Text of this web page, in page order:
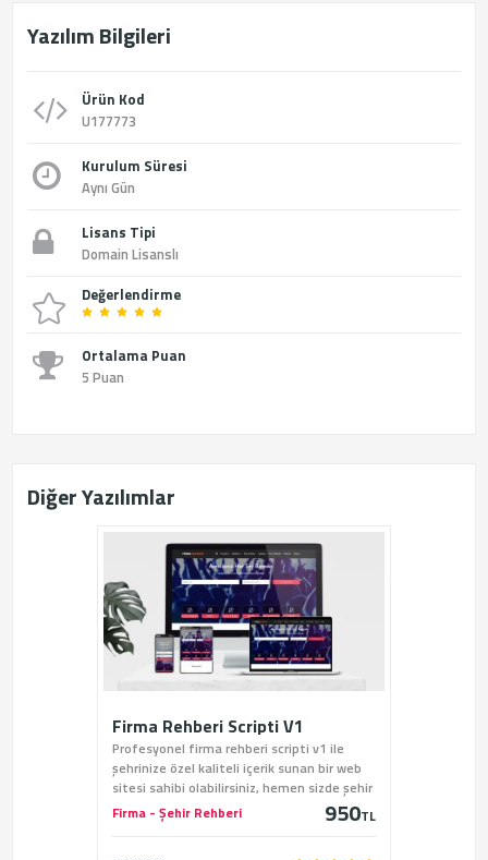
Yazılım Bilgileri
Ürün Kod
U177773
Kurulum Süresi
Aynı Gün
Lisans Tipi
Domain Lisanslı
Değerlendirme
Ortalama Puan
5 Puan
Diğer Yazılımlar
Firma Rehberi Scripti V1
Profesyonel firma rehberi scripti v1 ile
şehrinize özel kaliteli içerik sunan bir web
sitesi sahibi olabilirsiniz, hemen sizde şehir
rehberi scriptini sitemiz üzerinden satın
alabilirsiniz.
Firma - Şehir Rehberi 950TL